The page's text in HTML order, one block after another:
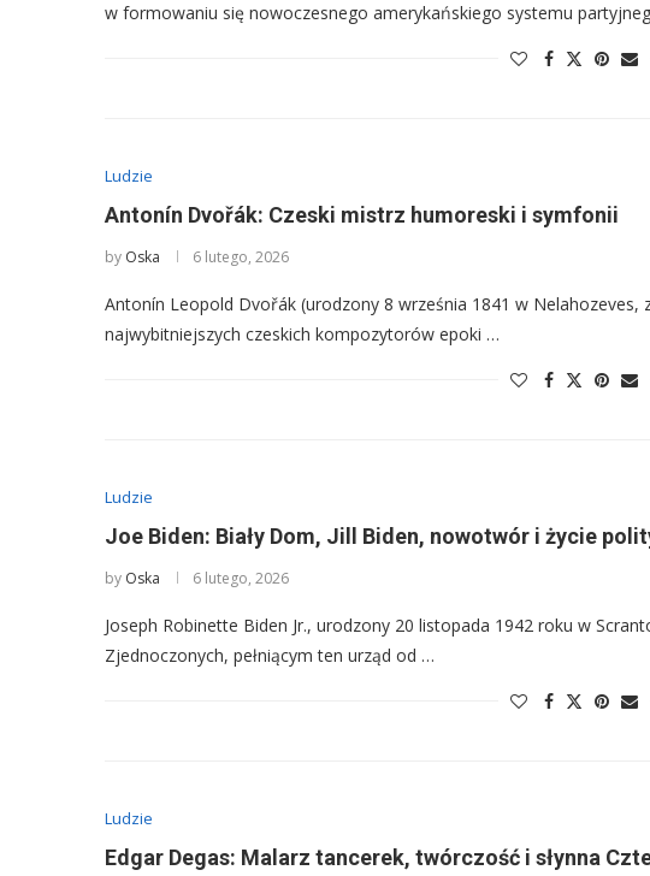
w formowaniu się nowoczesnego amerykańskiego systemu
Ludzie
Antonín Dvořák: Czeski mistrz humoreski i symfonii
by Oska 6 lutego, 2026
Antonín Leopold Dvořák (urodzony 8 września 1841 w Nelahozeves,
najwybitniejszych czeskich kompozytorów epoki …
Ludzie
Joe Biden: Biały Dom, Jill Biden, nowotwór i życie
by Oska 6 lutego, 2026
Joseph Robinette Biden Jr., urodzony 20 listopada 1942 roku w
Zjednoczonych, pełniącym ten urząd od …
Ludzie
Edgar Degas: Malarz tancerek, twórczość i słynna